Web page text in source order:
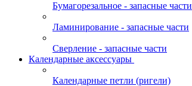
Бумагорезальное - запасные части
Ламинирование - запасные части
Сверление - запасные части
Календарные аксессуары
Календарные петли (ригели)